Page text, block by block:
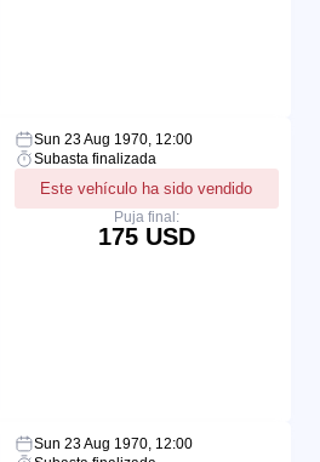
Sun 23 Aug 1970, 12:00
Subasta finalizada
Este vehículo ha sido vendido
Puja final:
175 USD
Sun 23 Aug 1970, 12:00